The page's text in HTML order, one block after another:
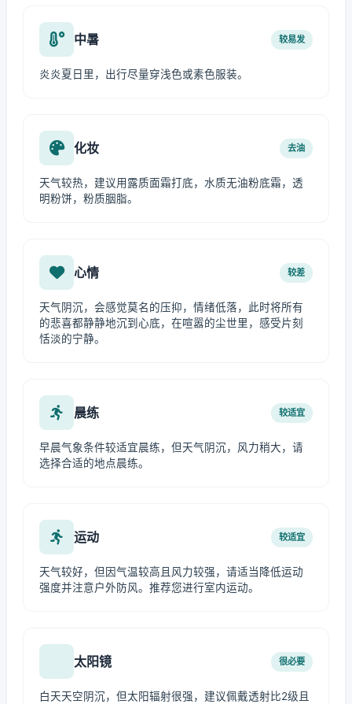
中暑 较易发
炎炎夏日里，出行尽量穿浅色或素色服装。
化妆 去油
天气较热，建议用露质面霜打底，水质无油粉底霜，透
明粉饼，粉质胭脂。
心情 较差
天气阴沉，会感觉莫名的压抑，情绪低落，此时将所有
的悲喜都静静地沉到心底，在喧嚣的尘世里，感受片刻
恬淡的宁静。
晨练 较适宜
早晨气象条件较适宜晨练，但天气阴沉，风力稍大，请
选择合适的地点晨练。
运动 较适宜
天气较好，但因气温较高且风力较强，请适当降低运动
强度并注意户外防风。推荐您进行室内运动。
太阳镜 很必要
白天天空阴沉，但太阳辐射很强，建议佩戴透射比2级且